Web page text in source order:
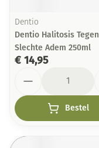
Dentio
Dentio Halitosis Tegen
Slechte Adem 250ml
€ 14,95
Bestel